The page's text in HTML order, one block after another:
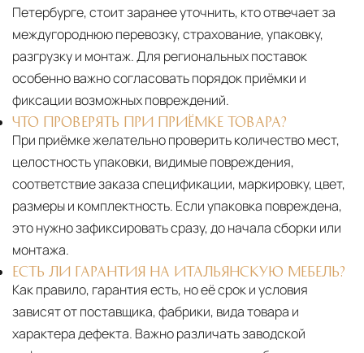
Петербурге, стоит заранее уточнить, кто отвечает за
междугороднюю перевозку, страхование, упаковку,
разгрузку и монтаж. Для региональных поставок
особенно важно согласовать порядок приёмки и
фиксации возможных повреждений.
ЧТО ПРОВЕРЯТЬ ПРИ ПРИЁМКЕ ТОВАРА?
При приёмке желательно проверить количество мест,
целостность упаковки, видимые повреждения,
соответствие заказа спецификации, маркировку, цвет,
размеры и комплектность. Если упаковка повреждена,
это нужно зафиксировать сразу, до начала сборки или
монтажа.
ЕСТЬ ЛИ ГАРАНТИЯ НА ИТАЛЬЯНСКУЮ МЕБЕЛЬ?
Как правило, гарантия есть, но её срок и условия
зависят от поставщика, фабрики, вида товара и
характера дефекта. Важно различать заводской